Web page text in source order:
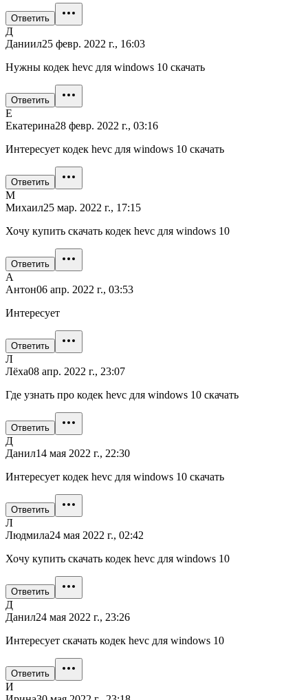
Ответить
Д
Даниил25 февр. 2022 г., 16:03
Нужны кодек hevc для windows 10 скачать
Ответить
Е
Екатерина28 февр. 2022 г., 03:16
Интересует кодек hevc для windows 10 скачать
Ответить
М
Михаил25 мар. 2022 г., 17:15
Хочу купить скачать кодек hevc для windows 10
Ответить
А
Антон06 апр. 2022 г., 03:53
Интересует
Ответить
Л
Лёха08 апр. 2022 г., 23:07
Где узнать про кодек hevc для windows 10 скачать
Ответить
Д
Данил14 мая 2022 г., 22:30
Интересует кодек hevc для windows 10 скачать
Ответить
Л
Людмила24 мая 2022 г., 02:42
Хочу купить скачать кодек hevc для windows 10
Ответить
Д
Данил24 мая 2022 г., 23:26
Интересует скачать кодек hevc для windows 10
Ответить
И